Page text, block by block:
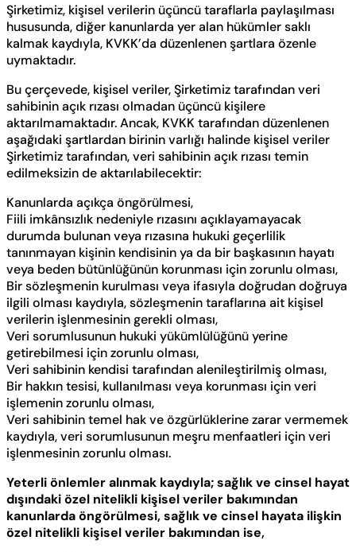
Şirketimiz, kişisel verilerin üçüncü taraflarla paylaşılması
hususunda, diğer kanunlarda yer alan hükümler saklı
kalmak kaydıyla, KVKK’da düzenlenen şartlara özenle
uymaktadır.
Bu çerçevede, kişisel veriler, Şirketimiz tarafından veri
sahibinin açık rızası olmadan üçüncü kişilere
aktarılmamaktadır. Ancak, KVKK tarafından düzenlenen
aşağıdaki şartlardan birinin varlığı halinde kişisel veriler
Şirketimiz tarafından, veri sahibinin açık rızası temin
edilmeksizin de aktarılabilecektir:
Kanunlarda açıkça öngörülmesi,
Fiili imkânsızlık nedeniyle rızasını açıklayamayacak
durumda bulunan veya rızasına hukuki geçerlilik
tanınmayan kişinin kendisinin ya da bir başkasının hayatı
veya beden bütünlüğünün korunması için zorunlu olması,
Bir sözleşmenin kurulması veya ifasıyla doğrudan doğruya
ilgili olması kaydıyla, sözleşmenin taraflarına ait kişisel
verilerin işlenmesinin gerekli olması,
Veri sorumlusunun hukuki yükümlülüğünü yerine
getirebilmesi için zorunlu olması,
Veri sahibinin kendisi tarafından alenileştirilmiş olması,
Bir hakkın tesisi, kullanılması veya korunması için veri
işlemenin zorunlu olması,
Veri sahibinin temel hak ve özgürlüklerine zarar vermemek
kaydıyla, veri sorumlusunun meşru menfaatleri için veri
işlenmesinin zorunlu olması.
Yeterli önlemler alınmak kaydıyla; sağlık ve cinsel hayat
dışındaki özel nitelikli kişisel veriler bakımından
kanunlarda öngörülmesi, sağlık ve cinsel hayata ilişkin
özel nitelikli kişisel veriler bakımından ise,